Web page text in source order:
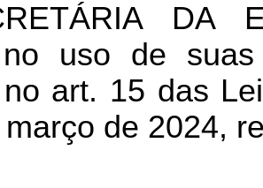
DA
uso de
art. 15 das
de 2024,